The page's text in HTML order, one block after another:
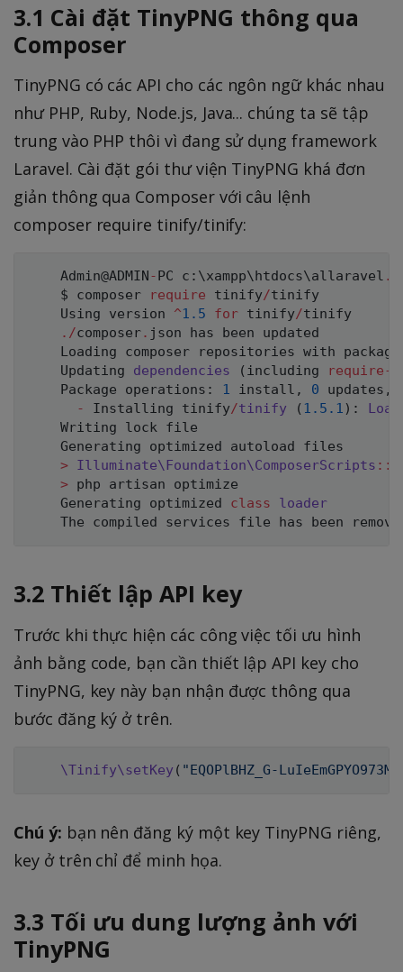
3.1 Cài đặt TinyPNG thông qua
Composer
TinyPNG có các API cho các ngôn ngữ khác nhau
như PHP, Ruby, Node.js, Java... chúng ta sẽ tập
trung vào PHP thôi vì đang sử dụng framework
Laravel. Cài đặt gói thư viện TinyPNG khá đơn
giản thông qua Composer với câu lệnh
composer require tinify/tinify:
    Admin@
ADMIN-PC c : \xampp\htdocs\allaravel .
    $ composer
require tinify/tinify
    Using version
^1.5 for tinify/tinify
. /composer. json has been updated
Loading composer repositories with
    Updating
dependencies ( including require-
    Package operations
: 1 install , 0 updates ,
-
Installing tinify/tinify ( 1.5 .1 ) :
    Writing lock file
    Generating optimized autoload files
> Illuminate\Foundation\ComposerScripts ::
> php artisan optimize
    Generating optimized
class
loader
The compiled services file has been
3.2 Thiết lập API key
Trước khi thực hiện các công việc tối ưu hình
ảnh bằng code, bạn cần thiết lập API key cho
TinyPNG, key này bạn nhận được thông qua
bước đăng ký ở trên.
\Tinify\setKey ( "EQOPlBHZ_G-
Chú ý: bạn nên đăng ký một key TinyPNG riêng,
key ở trên chỉ để minh họa.
3.3 Tối ưu dung lượng ảnh với
TinyPNG